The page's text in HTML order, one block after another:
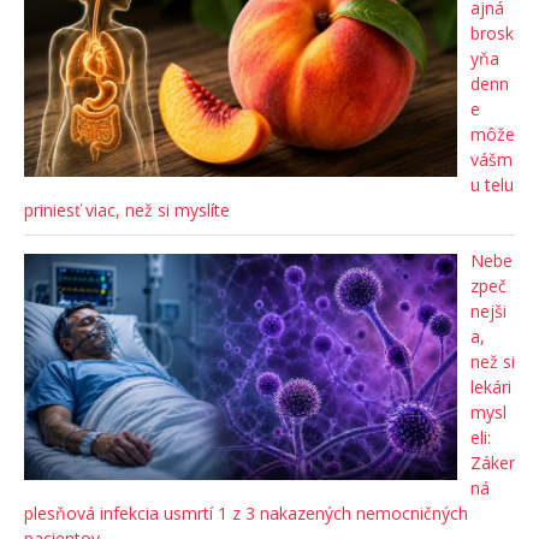
ajná
brosk
yňa
denn
e
môže
vášm
u telu
priniesť viac, než si myslíte
Nebe
zpeč
nejši
a,
než si
lekári
mysl
eli:
Záker
ná
plesňová infekcia usmrtí 1 z 3 nakazených nemocničných